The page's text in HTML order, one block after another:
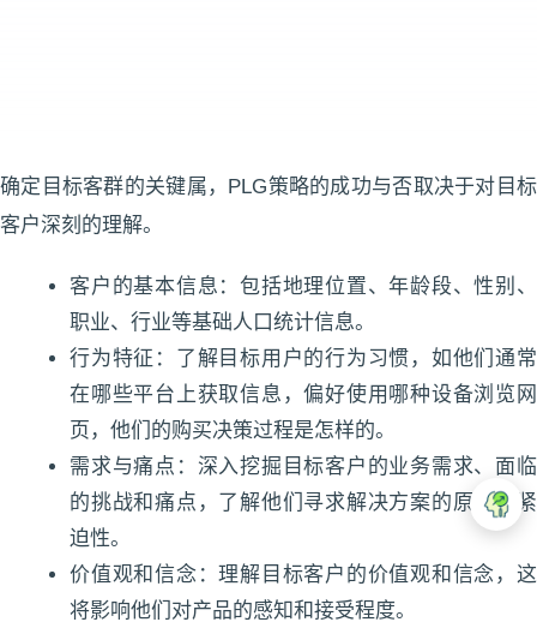
确定目标客群的关键属，PLG策略的成功与否取决于对目标
客户深刻的理解。
客户的基本信息：包括地理位置、年龄段、性别、
职业、行业等基础人口统计信息。
行为特征：了解目标用户的行为习惯，如他们通常
在哪些平台上获取信息，偏好使用哪种设备浏览网
页，他们的购买决策过程是怎样的。
需求与痛点：深入挖掘目标客户的业务需求、面临
的挑战和痛点，了解他们寻求解决方案的原因和紧
迫性。
价值观和信念：理解目标客户的价值观和信念，这
将影响他们对产品的感知和接受程度。